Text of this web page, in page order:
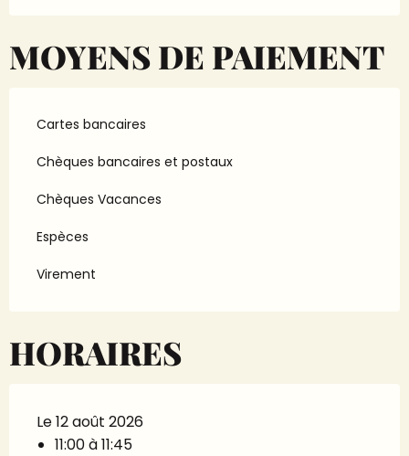
MOYENS DE PAIEMENT
Cartes bancaires
Chèques bancaires et postaux
Chèques Vacances
Espèces
Virement
HORAIRES
Le 12 août 2026
11:00 à 11:45